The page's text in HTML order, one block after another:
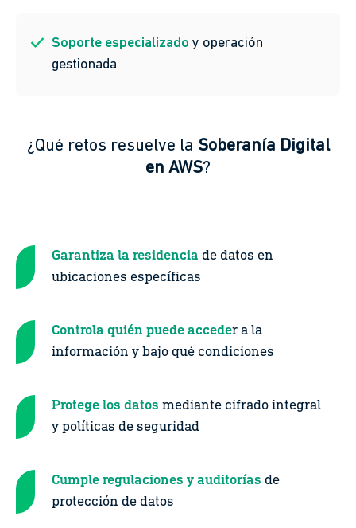
Soporte especializado y operación
gestionada
¿Qué retos resuelve la Soberanía Digital
en AWS?
Garantiza la residencia de datos en
ubicaciones específicas
Controla quién puede acceder a la
información y bajo qué condiciones
Protege los datos mediante cifrado integral
y políticas de seguridad
Cumple regulaciones y auditorías de
protección de datos